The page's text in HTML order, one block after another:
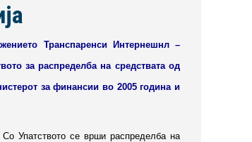
Транспаренси Интернешнл –
за распределба на средствата од
за финансии во 2005 година и
Упатството се врши распределба на